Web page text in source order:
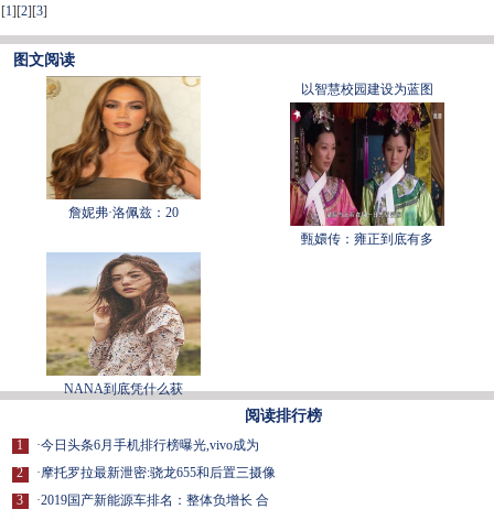
[1][2][3]
图文阅读
詹妮弗·洛佩兹：20
以智慧校园建设为蓝图
甄嬛传：雍正到底有多
NANA到底凭什么获
阅读排行榜
1
2
3
·今日头条6月手机排行榜曝光,vivo成为
·摩托罗拉最新泄密:骁龙655和后置三摄像
·2019国产新能源车排名：整体负增长 合